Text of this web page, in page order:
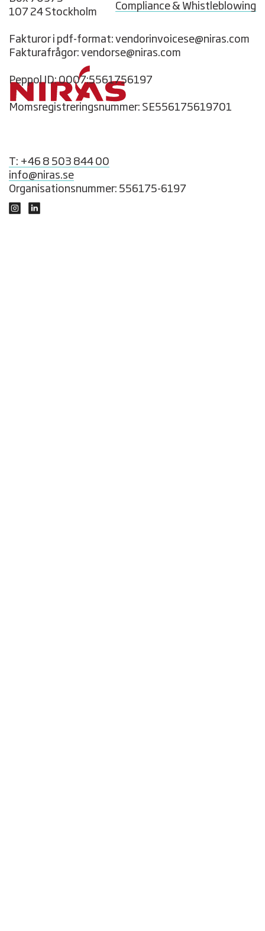
107 24 Stockholm
Fakturor i pdf-format: vendorinvoicese@niras.com
Fakturafrågor: vendorse@niras.com
Peppol ID: 0007:5561756197
Momsregistreringsnummer: SE556175619701
T: +46 8 503 844 00
info@niras.se
Organisationsnummer: 556175-6197
Compliance & Whistleblowing